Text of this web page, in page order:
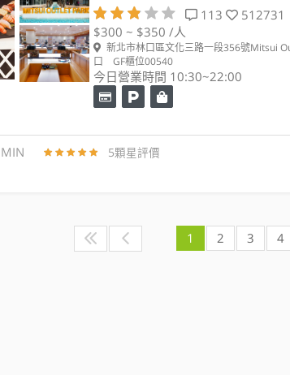
113
512731
$300 ~ $350 /人
新北市林口區文化三路一段356號Mitsui
口 GF櫃位00540
今日營業時間 10:30~22:00
MIN 5顆星評價
1 2 3 4